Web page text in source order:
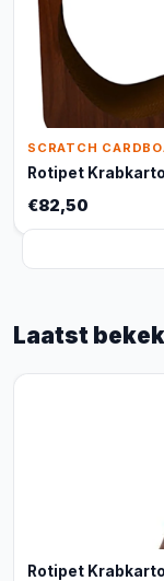
SCRATCH
Rotipet
€82,50
Laatst
Rotipet